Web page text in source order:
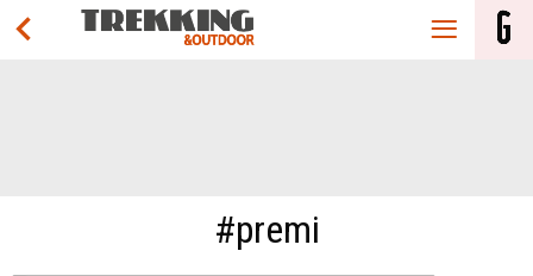
#premi